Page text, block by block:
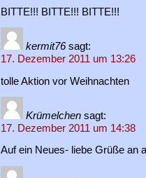
BITTE!!! BITTE!!! BITTE!!!
kermit76 sagt:
17. Dezember 2011 um 13:26
tolle Aktion vor Weihnachten
Krümelchen sagt:
17. Dezember 2011 um 14:38
Auf ein Neues- liebe Grüße an